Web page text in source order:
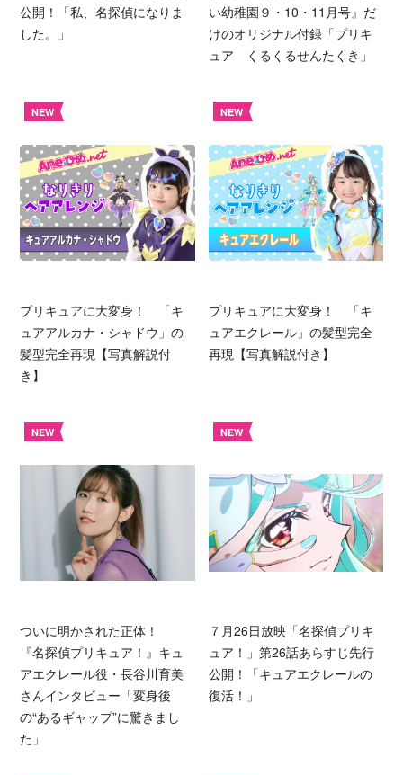
公開！「私、名探偵になりま
した。」
い幼稚園９・10・11月号』だ
けのオリジナル付録「プリキ
ュア くるくるせんたくき」
NEW
プリキュアに大変身！ 「キ
ュアアルカナ・シャドウ」の
髪型完全再現【写真解説付
き】
NEW
プリキュアに大変身！ 「キ
ュアエクレール」の髪型完全
再現【写真解説付き】
NEW
ついに明かされた正体！
『名探偵プリキュア！』キュ
アエクレール役・長谷川育美
さんインタビュー「変身後
の“あるギャップ”に驚きまし
た」
NEW
７月26日放映「名探偵プリキ
ュア！」第26話あらすじ先行
公開！「キュアエクレールの
復活！」